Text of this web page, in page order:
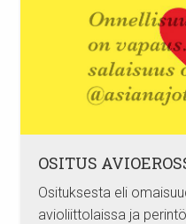
OSITUS
Osituksesta eli
avioliittolaissa ja